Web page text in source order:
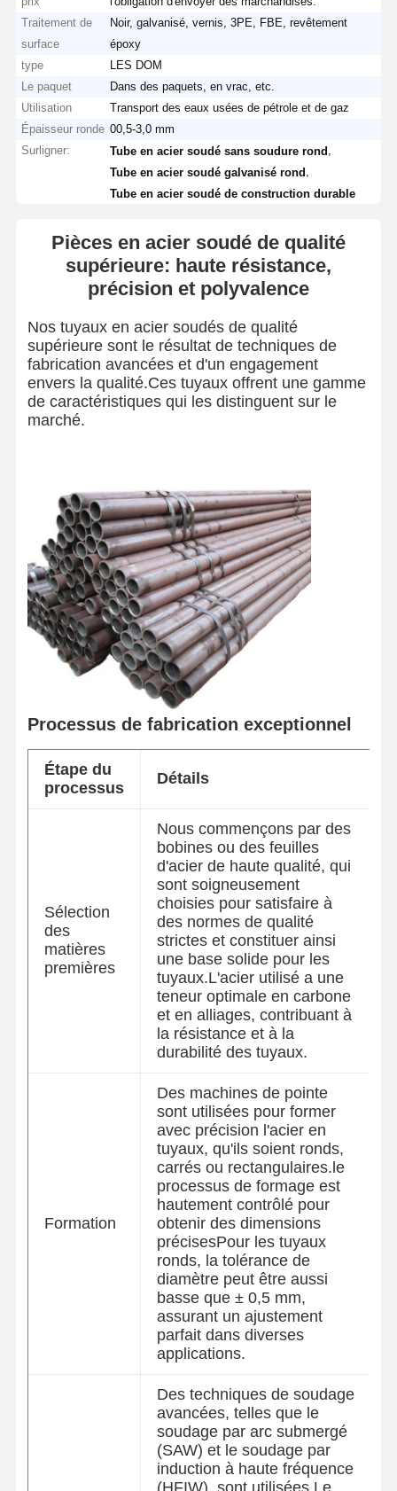
Produits
A Propos De
Nous
Visite D'usine
Contact Nouvelles
Tuyaux d'acier soudés
Tuyaux d'acier sans couture
Pièces en acier inoxydable
Pièces en acier de précision
Bobines laminées à chaud
Bobines laminées à froid
D'une épaisseur n'excédant pas 1 mm
Traitement de
surface
Noir, galvanisé, vernis, 3PE, FBE, revêtement
époxy
type
LES DOM
Le paquet
Dans des paquets, en vrac, etc.
Utilisation
Transport des eaux usées de pétrole et de gaz
Épaisseur ronde 00,5-3,0 mm
Surligner:
Tube en acier soudé sans soudure rond
Tube en acier soudé galvanisé rond
Tube en acier soudé de construction durable
Pièces en acier soudé de qualité
supérieure: haute résistance,
précision et polyvalence
Nos tuyaux en acier soudés de qualité
supérieure sont le résultat de techniques de
fabrication avancées et d'un engagement
envers la qualité.Ces tuyaux offrent une gamme
de caractéristiques qui les distinguent sur le
marché.
Processus de fabrication exceptionnel
Étape du
processus
Détails
Sélection
des
matières
premières
Nous commençons par des
bobines ou des feuilles
d'acier de haute qualité, qui
sont soigneusement
choisies pour satisfaire à
des normes de qualité
strictes et constituer ainsi
une base solide pour les
tuyaux.L'acier utilisé a une
teneur optimale en carbone
et en alliages, contribuant à
la résistance et à la
durabilité des tuyaux.
Formation
Des machines de pointe
sont utilisées pour former
avec précision l'acier en
tuyaux, qu'ils soient ronds,
carrés ou rectangulaires.le
processus de formage est
hautement contrôlé pour
obtenir des dimensions
précisesPour les tuyaux
ronds, la tolérance de
diamètre peut être aussi
basse que ± 0,5 mm,
assurant un ajustement
parfait dans diverses
applications.
Des techniques de soudage
avancées, telles que le
soudage par arc submergé
(SAW) et le soudage par
induction à haute fréquence
(HFIW), sont utilisées.Le